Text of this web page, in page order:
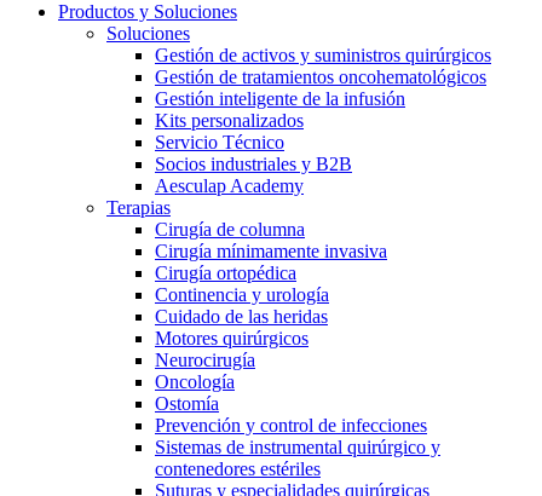
Productos y Soluciones
Soluciones
Gestión de activos y suministros quirúrgicos
Gestión de tratamientos oncohematológicos
Gestión inteligente de la infusión
Kits personalizados
Servicio Técnico
Socios industriales y B2B
Aesculap Academy
Terapias
Cirugía de columna
Cirugía mínimamente invasiva
Cirugía ortopédica
Continencia y urología
Cuidado de las heridas
Motores quirúrgicos
Neurocirugía
Oncología
Ostomía
Prevención y control de infecciones
Sistemas de instrumental quirúrgico y
contenedores estériles
Suturas y especialidades quirúrgicas